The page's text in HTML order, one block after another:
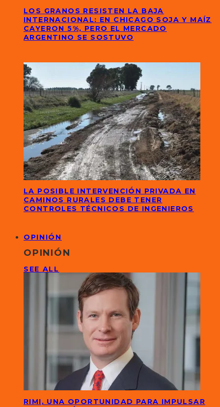
LOS GRANOS RESISTEN LA BAJA
INTERNACIONAL: EN CHICAGO SOJA Y MAÍZ
CAYERON 5%, PERO EL MERCADO
ARGENTINO SE SOSTUVO
LA POSIBLE INTERVENCIÓN PRIVADA EN
CAMINOS RURALES DEBE TENER
CONTROLES TÉCNICOS DE INGENIEROS
OPINIÓN
OPINIÓN
SEE ALL
RIMI, UNA OPORTUNIDAD PARA IMPULSAR